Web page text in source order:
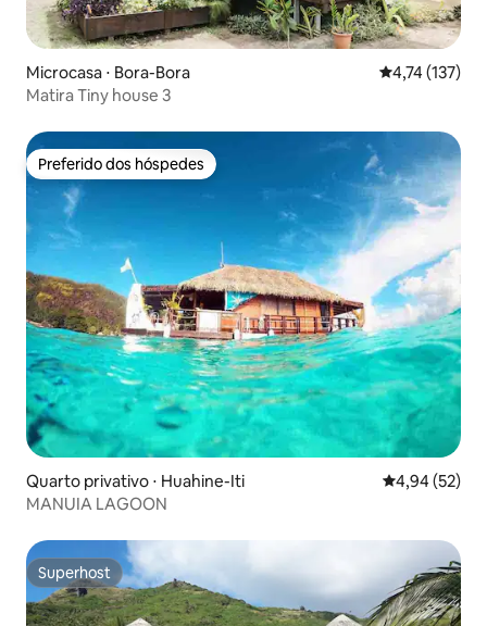
Microcasa ⋅ Bora-Bora 4,74 de uma
4,74 (137)
Matira Tiny house 3
Preferido dos hóspedes
Preferido dos hóspedes
Quarto privativo ⋅ Huahine-Iti 4,94 de uma
4,94 (52)
MANUIA LAGOON
Superhost
Superhost